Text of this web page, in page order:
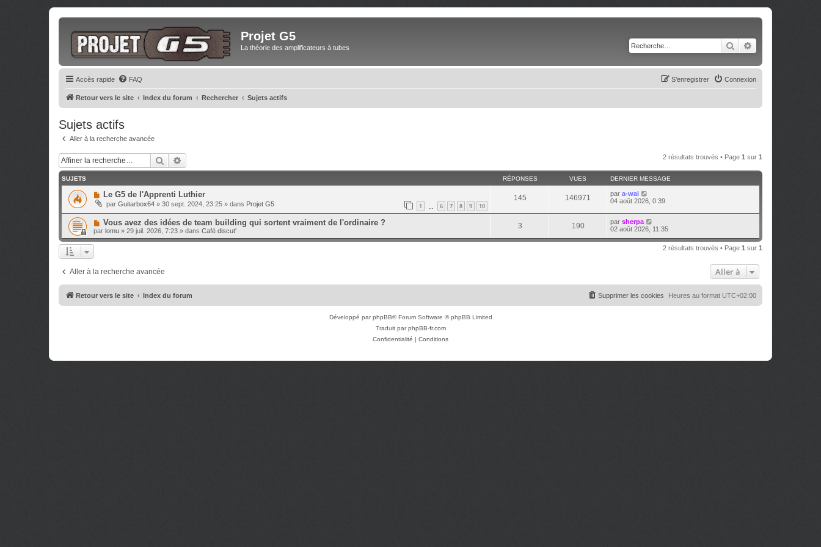
Projet G5
La théorie des amplificateurs à tubes Rechercher
Accès rapide FAQ Connexion
S’enregistrer
Retour vers le site Index du forum Rechercher Sujets actifs
Sujets actifs
Aller à la recherche avancée
Rechercher 2 résultats trouvés • Page 1 sur 1
SUJETS RÉPONSES VUES DERNIER MESSAGE
N
u
v
e
a
u
m
a
Le G5 de l'Apprenti Luthier
par Guitarbox64 » 30 sept. 2024, 23:25 » dans Projet G5 1 6 7 8 9 10
145 146971 par a-wai
04 août 2026, 0:39
N
o
u
v
m
s
s
Vous avez des idées de team building qui sortent vraiment de l'ordinaire ?
par lomu » 29 juil. 2026, 7:23 » dans Café discut'
3 190 par sherpa
02 août 2026, 11:35
2 résultats trouvés • Page 1 sur 1
Aller à la recherche avancée Aller à
Retour vers le site Index du forum Heures au format UTC+02:00
Supprimer les cookies
Développé parphpBB® Forum Software © phpBB Limited
Traduit parphpBB-fr.com
Confidentialité | Conditions